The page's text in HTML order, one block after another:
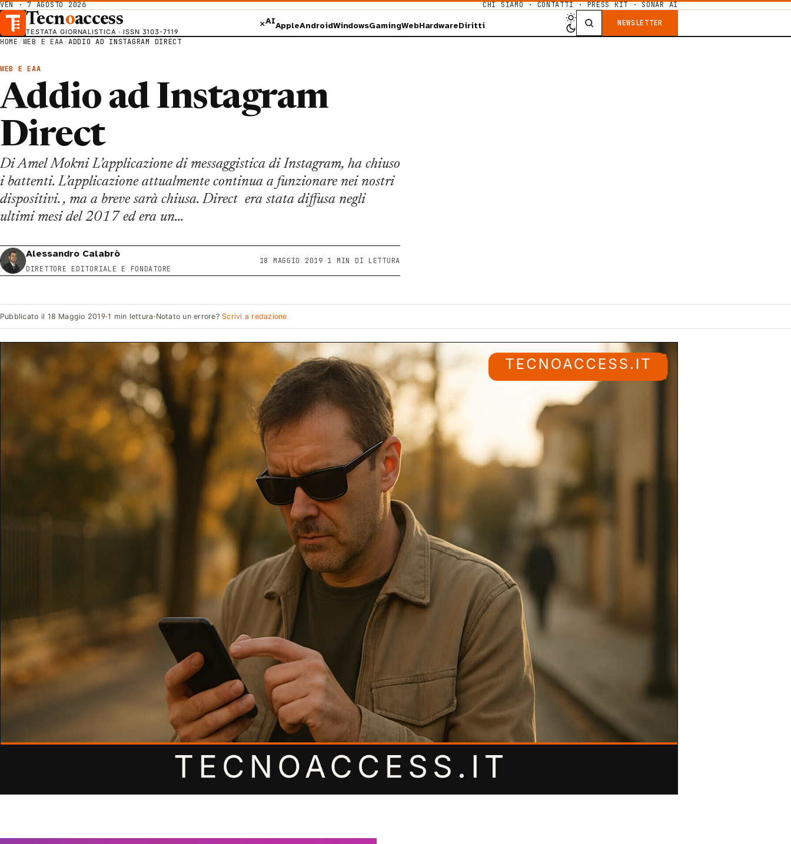
VEN · 7 AGOSTO 2026 CHI SIAMO ·CONTATTI ·PRESS KIT ·SONAR AI
Tecnoaccess
TESTATA GIORNALISTICA · ISSN 3103-7119
×AIAppleAndroidWindowsGamingWebHardwareDiritti
NEWSLETTER
HOME/WEB E EAA/ADDIO AD INSTAGRAM DIRECT
WEB E EAA
Addio ad Instagram
Direct
Di Amel Mokni L’applicazione di messaggistica di Instagram, ha chiuso
i battenti. L’applicazione attualmente continua a funzionare nei nostri
dispositivi. , ma a breve sarà chiusa. Direct era stata diffusa negli
ultimi mesi del 2017 ed era un…
Alessandro Calabrò
DIRETTORE EDITORIALE E FONDATORE
18 MAGGIO 2019 ·1 MIN DI LETTURA
Pubblicato il 18 Maggio 2019·1 min lettura ·Notato un errore? Scrivi a redazione